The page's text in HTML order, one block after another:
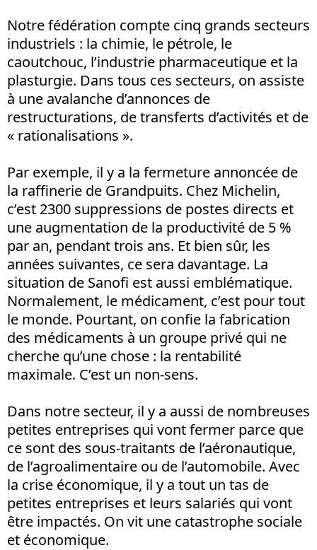
Notre fédération compte cinq grands secteurs
industriels : la chimie, le pétrole, le
caoutchouc, l’industrie pharmaceutique et la
plasturgie. Dans tous ces secteurs, on assiste
à une avalanche d’annonces de
restructurations, de transferts d’activités et de
« rationalisations ».
Par exemple, il y a la fermeture annoncée de
la raffinerie de Grandpuits. Chez Michelin,
c’est 2300 suppressions de postes directs et
une augmentation de la productivité de 5 %
par an, pendant trois ans. Et bien sûr, les
années suivantes, ce sera davantage. La
situation de Sanofi est aussi emblématique.
Normalement, le médicament, c’est pour tout
le monde. Pourtant, on confie la fabrication
des médicaments à un groupe privé qui ne
cherche qu’une chose : la rentabilité
maximale. C’est un non-sens.
Dans notre secteur, il y a aussi de nombreuses
petites entreprises qui vont fermer parce que
ce sont des sous-traitants de l’aéronautique,
de l’agroalimentaire ou de l’automobile. Avec
la crise économique, il y a tout un tas de
petites entreprises et leurs salariés qui vont
être impactés. On vit une catastrophe sociale
et économique.